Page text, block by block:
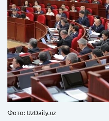
Фото: UzDaily.uz